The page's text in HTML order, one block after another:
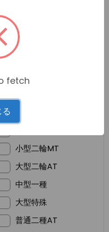
小型二輪MT
大型二輪AT
中型一種
大型特殊
普通二種AT
fetch